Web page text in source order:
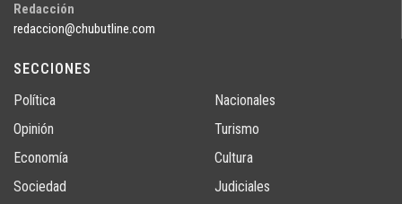
Redacción
redaccion@chubutline.com
SECCIONES
Política
Opinión
Economía
Sociedad
Nacionales
Turismo
Cultura
Judiciales